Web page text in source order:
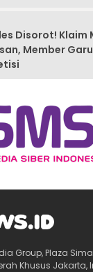
Disorot! Klaim
Member
Group, Plaza
Khusus Jakarta,